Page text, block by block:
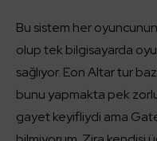
Bu sistem her
olup tek bilgisayarda
sağlıyor. Eon Altar tur
bunu yapmakta pek
gayet keyifliydi ama